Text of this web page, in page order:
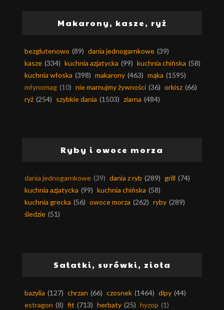
Makarony, kasze, ryż
bezglutenowo (89) dania jednogarnkowe (39)
kasze (334) kuchnia azjatycka (99) kuchnia chińska (58)
kuchnia włoska (398) makarony (463) mąka (1595)
młynomag (10) nie marnujmy żywności (36) orkisz (66)
ryż (254) szybkie dania (1503) ziarna (484)
Ryby i owoce morza
dania jednogarnkowe (39) dania z ryb (289) grill (74)
kuchnia azjatycka (99) kuchnia chińska (58)
kuchnia grecka (56) owoce morza (262) ryby (289)
śledzie (51)
Sałatki, surówki, zioła
bazylia (127) chrzan (66) czosnek (1464) dipy (44)
estragon (8) fit (713) herbaty (25) hyzop (1)